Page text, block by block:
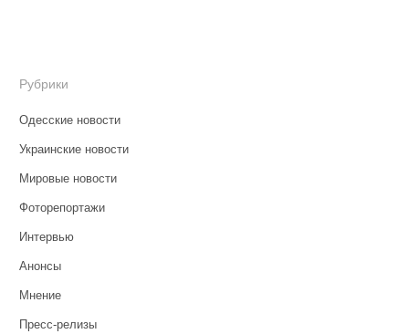
Рубрики
Одесские новости
Украинские новости
Мировые новости
Фоторепортажи
Интервью
Анонсы
Мнение
Пресс-релизы